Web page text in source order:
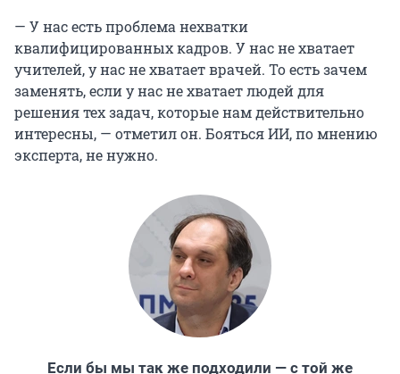
— У нас есть проблема нехватки
квалифицированных кадров. У нас не хватает
учителей, у нас не хватает врачей. То есть зачем
заменять, если у нас не хватает людей для
решения тех задач, которые нам действительно
интересны, — отметил он. Бояться ИИ, по мнению
эксперта, не нужно.
Если бы мы так же подходили — с той же